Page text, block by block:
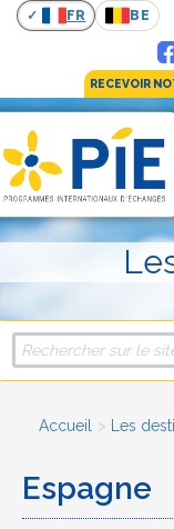
FR BE
RECEVOIR
Accueil Les
Espagne